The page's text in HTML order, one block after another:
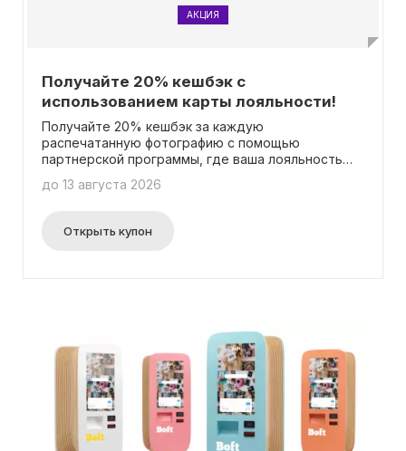
АКЦИЯ
Получайте 20% кешбэк с
использованием карты лояльности!
Получайте 20% кешбэк за каждую
распечатанную фотографию с помощью
партнерской программы, где ваша лояльность
могут быть использованы только для полной
помощью кешбэка не предусмотрена. Просто
распечатывайте фотографии и получайте свои
до 13 августа 2026
Открыть купон